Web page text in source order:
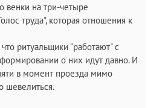
венки на три-четыре
труда", которая отношения к
ритуальщики "работают" с
о них идут давно. И
в момент проезда мимо
шевелиться.